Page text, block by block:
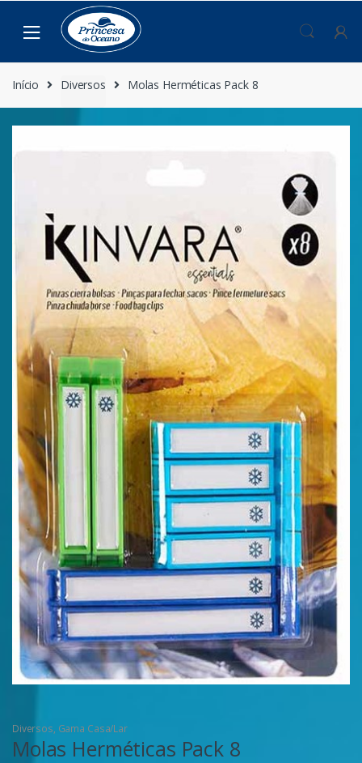
conteúdo
Início
Diversos Molas Herméticas Pack 8
Diversos, Gama Casa/Lar
Molas Herméticas Pack 8